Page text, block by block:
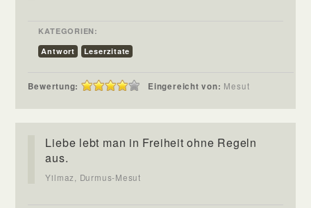
KATEGORIEN:
Antwort
Leserzitate
Bewertung: Eingereicht von: Mesut
Liebe lebt man in Freiheit ohne Regeln
aus.
Yilmaz, Durmus-Mesut